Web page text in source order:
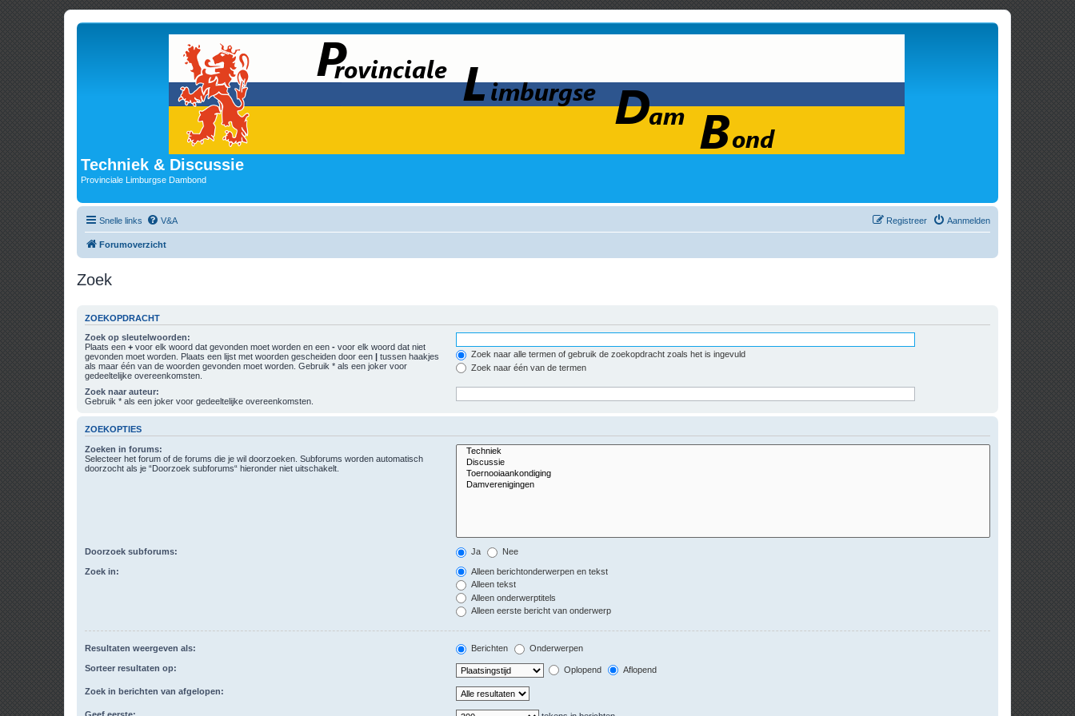
Techniek & Discussie
Provinciale Limburgse Dambond
Snelle links V&A Aanmelden
Registreer
Forumoverzicht
Zoek
ZOEKOPDRACHT
Zoek op sleutelwoorden:
Plaats een + voor elk woord dat gevonden moet worden en een - voor elk woord dat niet
gevonden moet worden. Plaats een lijst met woorden gescheiden door een | tussen haakjes
als maar één van de woorden gevonden moet worden. Gebruik * als een joker voor
gedeeltelijke overeenkomsten.
Zoek naar alle termen of gebruik de zoekopdracht zoals het is ingevuld
Zoek naar één van de termen
Zoek naar auteur:
Gebruik * als een joker voor gedeeltelijke overeenkomsten.
ZOEKOPTIES
Zoeken in forums:
Selecteer het forum of de forums die je wil doorzoeken. Subforums worden automatisch
doorzocht als je “Doorzoek subforums“ hieronder niet uitschakelt.
Doorzoek subforums: Ja Nee
Zoek in:
Alleen berichtonderwerpen en tekst
Alleen tekst
Alleen onderwerptitels
Alleen eerste bericht van onderwerp
Resultaten weergeven als: Berichten Onderwerpen
Sorteer resultaten op: Oplopend Aflopend
Zoek in berichten van afgelopen: